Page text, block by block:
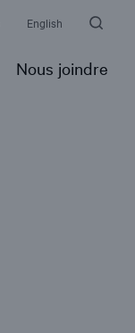
English
Nous joindre